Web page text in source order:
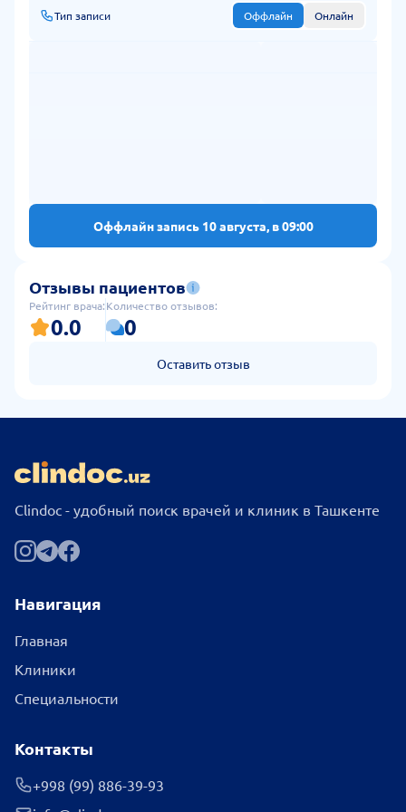
Тип записи Оффлайн Онлайн
Оффлайн запись 10 августа, в 09:00
Отзывы пациентов
Рейтинг врача:
0.0
Количество отзывов:
0
Оставить отзыв
Clindoc - удобный поиск врачей и клиник в Ташкенте
Навигация
Главная
Клиники
Специальности
Контакты
+998 (99) 886-39-93